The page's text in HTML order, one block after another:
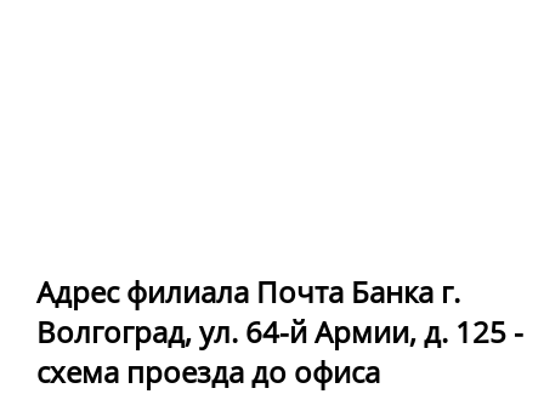
Адрес филиала Почта Банка г.
Волгоград, ул. 64-й Армии, д. 125 -
схема проезда до офиса